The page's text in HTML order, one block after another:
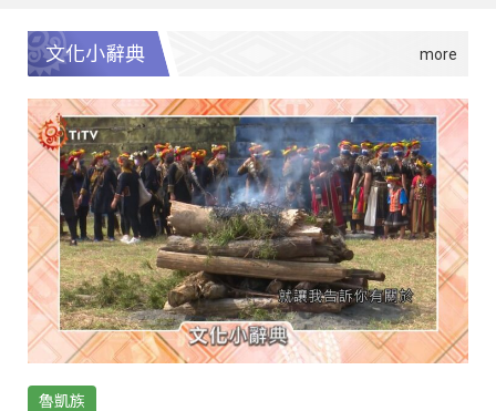
文化小辭典
魯凱族